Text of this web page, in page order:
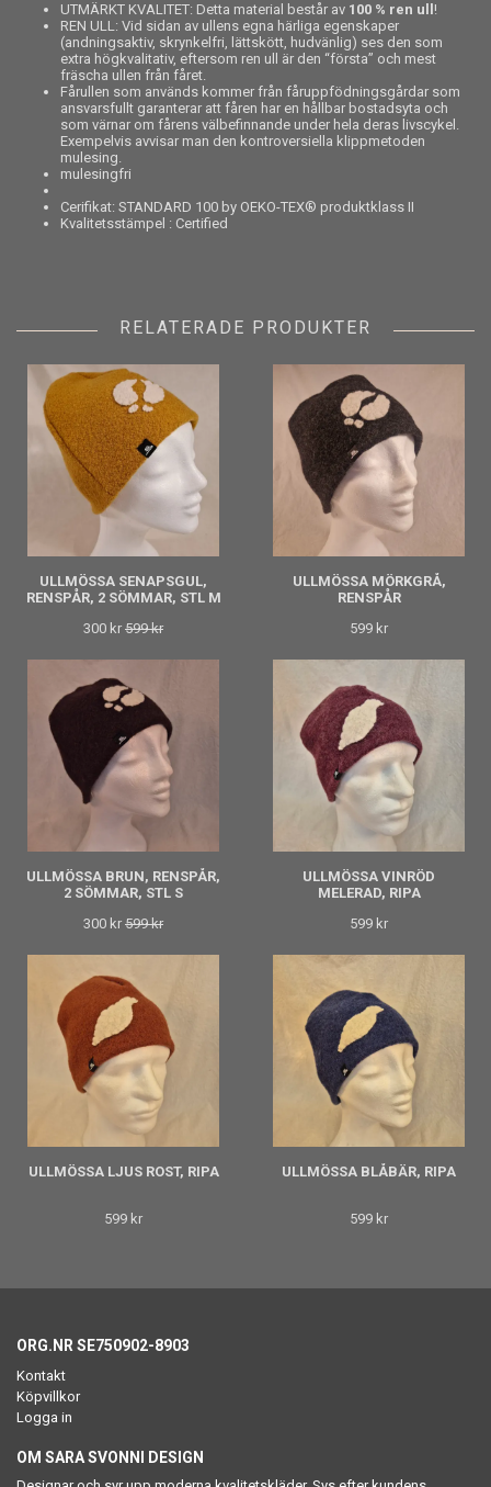
UTMÄRKT KVALITET: Detta material består av 100 % ren ull !
REN ULL: Vid sidan av ullens egna härliga egenskaper
(andningsaktiv, skrynkelfri, lättskött, hudvänlig) ses den som
extra högkvalitativ, eftersom ren ull är den “första” och mest
fräscha ullen från fåret.
Fårullen som används kommer från fåruppfödningsgårdar som
ansvarsfullt garanterar att fåren har en hållbar bostadsyta och
som värnar om fårens välbefinnande under hela deras livscykel.
Exempelvis avvisar man den kontroversiella klippmetoden
mulesing.
mulesingfri
Cerifikat: STANDARD 100 by OEKO-TEX® produktklass II
Kvalitetsstämpel : Certified
RELATERADE PRODUKTER
ULLMÖSSA SENAPSGUL,
RENSPÅR, 2 SÖMMAR, STL M
300 kr 599 kr
ULLMÖSSA MÖRKGRÅ,
RENSPÅR
599 kr
ULLMÖSSA BRUN, RENSPÅR,
2 SÖMMAR, STL S
300 kr 599 kr
ULLMÖSSA VINRÖD
MELERAD, RIPA
599 kr
ULLMÖSSA LJUS ROST, RIPA
599 kr
ULLMÖSSA BLÅBÄR, RIPA
599 kr
ORG.NR SE750902-8903
Kontakt
Köpvillkor
Logga in
OM SARA SVONNI DESIGN